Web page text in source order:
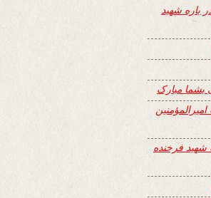
باره شهید
بشما مبارک
فرخنده